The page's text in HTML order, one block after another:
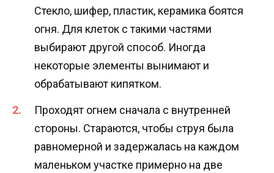
Стекло, шифер, пластик, керамика боятся
огня. Для клеток с такими частями
выбирают другой способ. Иногда
некоторые элементы вынимают и
обрабатывают кипятком.
Проходят огнем сначала с внутренней
стороны. Стараются, чтобы струя была
равномерной и задержалась на каждом
маленьком участке примерно на две